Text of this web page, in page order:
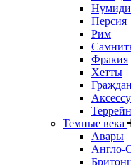
Персия
Рим
Фракия
Хетты
Террейн
Темные века
Авары
Англо-